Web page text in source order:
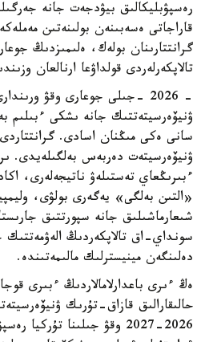
رەسپۋبليكالىق بيۋدجەت جانە
قاراجاتى ەسەبىنەن بولىنەتىن
گرانتتارىنان بولەك، ەلىمىزدىڭ
تالاپكەرلەردى قولداۋعا ارنالعان
- 2026 -جىلى جوعارى وقۋ
ۋنيۆەرسيتەتتىك جانە ىشكى ءبىلىم
سانى ەكى مىڭنان اسادى. گرانتتاردى
ۋنيۆەرسيتەت دەربەس بەلگىلەيدى.
ءبىرىڭعاي تەستىلەۋ ناتيجەلەرى،
«التىن بەلگى» يەگەرى بولۋى،
شىعارماشىلىق جانە سپورتتىق
سونداي-اق تالاپكەردىڭ
دەلىنگەن مينيسترلىك مالىمەتىندە.
ەڭ ءىرى باعدارلامالاردىڭ ءبىرى
حالىقارالىق قازاق-تۇرىك